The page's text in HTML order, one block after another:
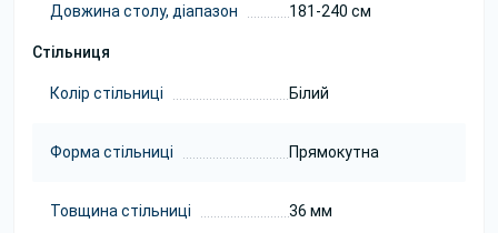
Довжина столу, діапазон 181-240 см
Стільниця
Колір стільниці Білий
Форма стільниці Прямокутна
Товщина стільниці 36 мм